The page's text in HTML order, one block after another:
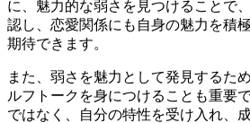
に、魅力的な弱さを見つけることで
認し、恋愛関係にも自身の魅力を積
期待できます。
また、弱さを魅力として発見するた
ルフトークを身につけることも重要
ではなく、自分の特性を受け入れ、